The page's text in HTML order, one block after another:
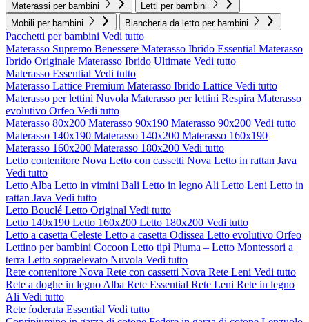
Materassi per bambini
Letti per bambini
Mobili per bambini
Biancheria da letto per bambini
Pacchetti per bambini Vedi tutto
Materasso Supremo Benessere Materasso Ibrido Essential Materasso
Ibrido Originale Materasso Ibrido Ultimate Vedi tutto
Materasso Essential Vedi tutto
Materasso Lattice Premium Materasso Ibrido Lattice Vedi tutto
Materasso per lettini Nuvola Materasso per lettini Respira Materasso
evolutivo Orfeo Vedi tutto
Materasso 80x200 Materasso 90x190 Materasso 90x200 Vedi tutto
Materasso 140x190 Materasso 140x200 Materasso 160x190
Materasso 160x200 Materasso 180x200 Vedi tutto
Letto contenitore Nova Letto con cassetti Nova Letto in rattan Java
Vedi tutto
Letto Alba Letto in vimini Bali Letto in legno Ali Letto Leni Letto in
rattan Java Vedi tutto
Letto Bouclé Letto Original Vedi tutto
Letto 140x190 Letto 160x200 Letto 180x200 Vedi tutto
Letto a casetta Celeste Letto a casetta Odissea Letto evolutivo Orfeo
Lettino per bambini Cocoon Letto tipì Piuma – Letto Montessori a
terra Letto sopraelevato Nuvola Vedi tutto
Rete contenitore Nova Rete con cassetti Nova Rete Leni Vedi tutto
Rete a doghe in legno Alba Rete Essential Rete Leni Rete in legno
Ali Vedi tutto
Rete foderata Essential Vedi tutto